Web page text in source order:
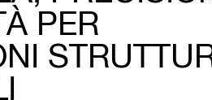
PER